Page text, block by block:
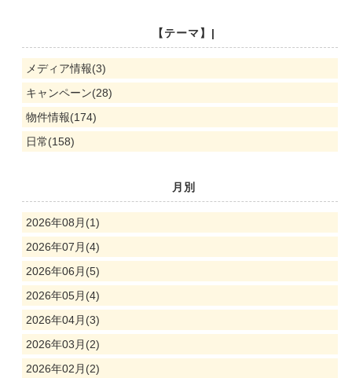
【テーマ】|
メディア情報(3)
キャンペーン(28)
物件情報(174)
日常(158)
月別
2026年08月(1)
2026年07月(4)
2026年06月(5)
2026年05月(4)
2026年04月(3)
2026年03月(2)
2026年02月(2)